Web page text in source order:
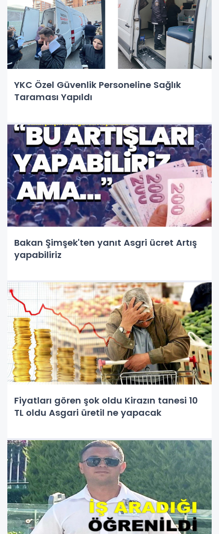
YKC Özel Güvenlik Personeline Sağlık
Taraması Yapıldı
Bakan Şimşek'ten yanıt Asgri ücret Artış
yapabiliriz
Fiyatları gören şok oldu Kirazın tanesi 10
TL oldu Asgari üretil ne yapacak